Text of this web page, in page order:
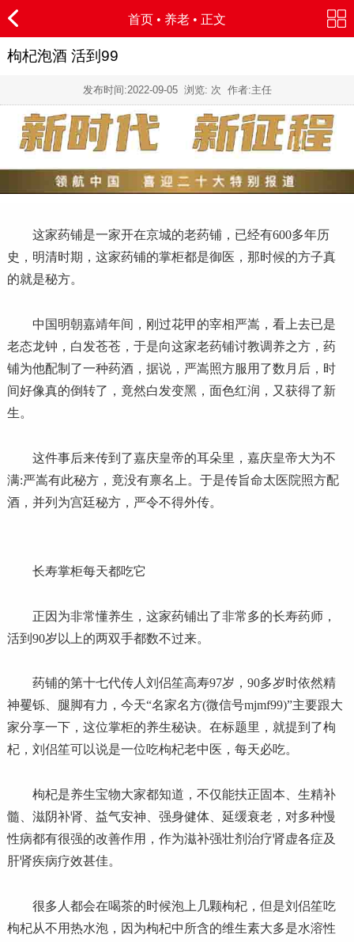
首页 • 养老 • 正文
枸杞泡酒 活到99
发布时间:2022-09-05浏览: 次 作者:主任
这家药铺是一家开在京城的老药铺，已经有600多年历
史，明清时期，这家药铺的掌柜都是御医，那时候的方子真
的就是秘方。
中国明朝嘉靖年间，刚过花甲的宰相严嵩，看上去已是
老态龙钟，白发苍苍，于是向这家老药铺讨教调养之方，药
铺为他配制了一种药酒，据说，严嵩照方服用了数月后，时
间好像真的倒转了，竟然白发变黑，面色红润，又获得了新
生。
这件事后来传到了嘉庆皇帝的耳朵里，嘉庆皇帝大为不
满:严嵩有此秘方，竟没有禀名上。于是传旨命太医院照方配
酒，并列为宫廷秘方，严令不得外传。
长寿掌柜每天都吃它
正因为非常懂养生，这家药铺出了非常多的长寿药师，
活到90岁以上的两双手都数不过来。
药铺的第十七代传人刘侣笙高寿97岁，90多岁时依然精
神矍铄、腿脚有力，今天“名家名方(微信号mjmf99)”主要跟大
家分享一下，这位掌柜的养生秘诀。在标题里，就提到了枸
杞，刘侣笙可以说是一位吃枸杞老中医，每天必吃。
枸杞是养生宝物大家都知道，不仅能扶正固本、生精补
髓、滋阴补肾、益气安神、强身健体、延缓衰老，对多种慢
性病都有很强的改善作用，作为滋补强壮剂治疗肾虚各症及
肝肾疾病疗效甚佳。
很多人都会在喝茶的时候泡上几颗枸杞，但是刘侣笙吃
枸杞从不用热水泡，因为枸杞中所含的维生素大多是水溶性